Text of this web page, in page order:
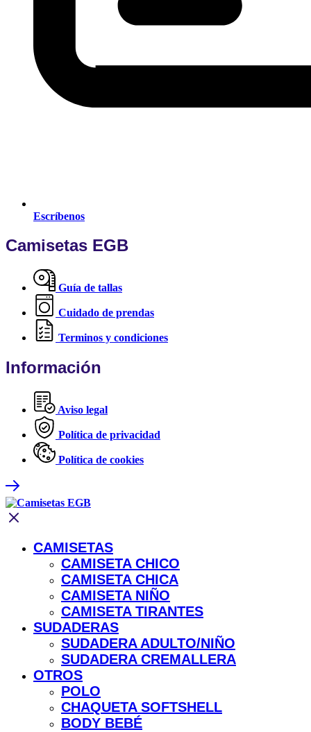
Escríbenos
Camisetas EGB
Guía de tallas
Cuidado de prendas
Terminos y condiciones
Información
Aviso legal
Política de privacidad
Política de cookies
CAMISETAS
CAMISETA CHICO
CAMISETA CHICA
CAMISETA NIÑO
CAMISETA TIRANTES
SUDADERAS
SUDADERA ADULTO/NIÑO
SUDADERA CREMALLERA
OTROS
POLO
CHAQUETA SOFTSHELL
BODY BEBÉ